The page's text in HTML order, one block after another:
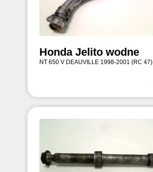
Honda Jelito wodne
NT 650 V DEAUVILLE 1998-2001 (RC 47)